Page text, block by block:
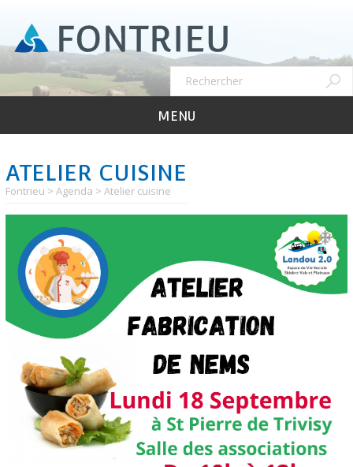
contenu
principal
Rechercher
MENU
ATELIER CUISINE
Fontrieu Agenda Atelier cuisine